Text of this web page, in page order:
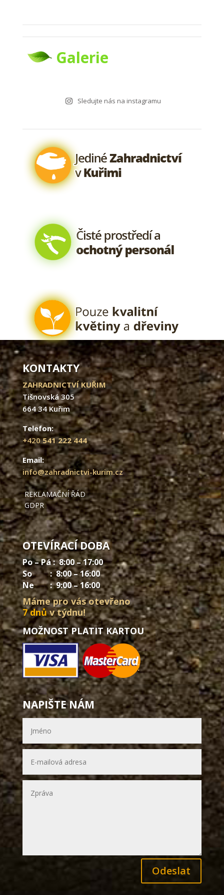
Galerie
Sledujte nás na instagramu
KONTAKTY
ZAHRADNICTVÍ KUŘIM
Tišnovská 305
664 34 Kuřim
Telefon:
+420541 222 444
Email:
info@zahradnictvi-kurim.cz
REKLAMAČNÍ ŘÁD
GDPR
OTEVÍRACÍ DOBA
Po – Pá : 8:00 – 17:00
So : 8:00 – 16:00
Ne : 9:00 – 16:00
Máme pro vás otevřeno
7 dnův týdnu!
MOŽNOST PLATIT KARTOU
NAPIŠTE NÁM
Odeslat